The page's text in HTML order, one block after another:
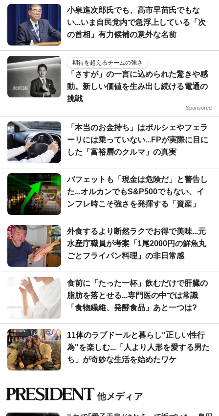
小泉進次郎氏でも、高市早苗氏でもな
い...いま自民党内で急浮上している「次
の首相」有力候補の意外な名前
期待を超えるチームの強さ
「さすが」の一言に込められた驚きや感
動。新しい価値を生み出し続ける電通の
挑戦
Sponsored
「本当のお金持ち」はポルシェやフェラ
ーリには乗っていない...FPが実際に目に
した「富裕層のクルマ」の真実
バフェットも「現金は危険だ」と警告し
た...オルカンでもS&P500でもない、イ
ンフレ時こそ強さを発揮する「資産」
外食するより断然ラクでお得で美味...元
水産庁職員が考案「1尾2000円の鮮魚丸
ごとフライパン料理」の非日常感
食前に「たった一杯」飲むだけで肝臓の
脂肪を落とせる...専門医の中では常識
「食物繊維、発酵食品」あと一つは?
11体のラブドールと暮らし"正しい性行
為"を楽しむ...「人より人形を愛する男た
ち」が奇妙な生活を始めたワケ